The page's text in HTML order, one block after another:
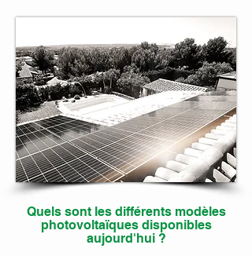
Quels sont les différents modèles
photovoltaïques disponibles
aujourd'hui ?